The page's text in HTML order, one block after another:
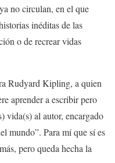
no circulan, en el que
inéditas de las
o de recrear vidas
Rudyard Kipling, a quien
aprender a escribir pero
vida(s) al autor, encargado
mundo”. Para mí que sí es
pero queda hecha la